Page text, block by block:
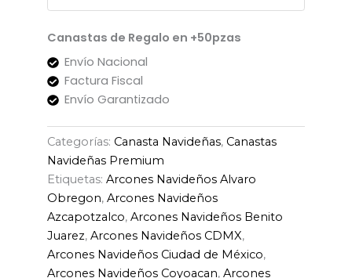
Canastas de Regalo en +50pzas
Envío Nacional
Factura Fiscal
Envío Garantizado
Categorías: Canasta Navideñas, Canastas
Navideñas Premium
Etiquetas: Arcones Navideños Alvaro
Obregon, Arcones Navideños
Azcapotzalco, Arcones Navideños Benito
Juarez, Arcones Navideños CDMX,
Arcones Navideños Ciudad de México,
Arcones Navideños Coyoacan, Arcones